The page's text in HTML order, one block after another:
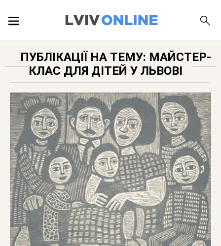
ЛОКАЦІЇ
ПУБЛІКАЦІЇ
ДОВІДКА
ПУБЛІКАЦІЇ НА ТЕМУ: МАЙСТЕР-
КЛАС ДЛЯ ДІТЕЙ У ЛЬВОВІ